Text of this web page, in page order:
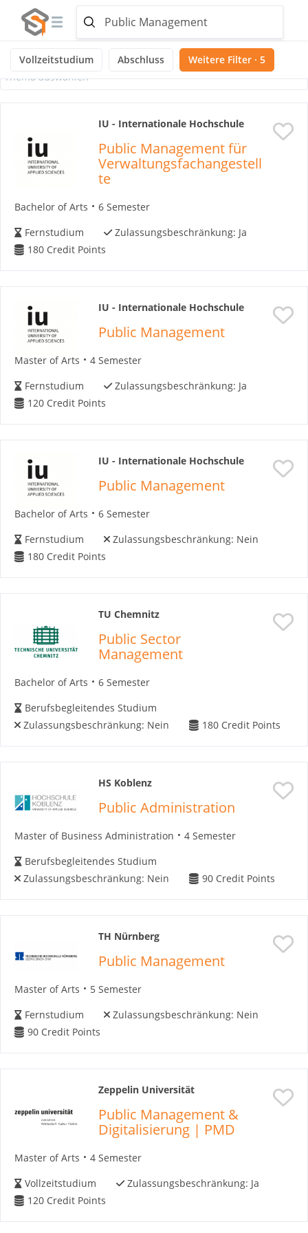
Vollzeitstudium Abschluss Weitere Filter · 5
Noch keine Themen ausgewählt
Thema auswählen
IU - Internationale Hochschule
Public Management für
Verwaltungsfachangestell
te
Bachelor of Arts
6 Semester
Fernstudium
Zulassungsbeschränkung: Ja
180 Credit Points
IU - Internationale Hochschule
Public Management
Master of Arts
4 Semester
Fernstudium
Zulassungsbeschränkung: Ja
120 Credit Points
IU - Internationale Hochschule
Public Management
Bachelor of Arts
6 Semester
Fernstudium
Zulassungsbeschränkung: Nein
180 Credit Points
TU Chemnitz
Public Sector
Management
Bachelor of Arts
6 Semester
Berufsbegleitendes Studium
Zulassungsbeschränkung: Nein 180 Credit Points
HS Koblenz
Public Administration
Master of Business Administration
4 Semester
Berufsbegleitendes Studium
Zulassungsbeschränkung: Nein 90 Credit Points
TH Nürnberg
Public Management
Master of Arts
5 Semester
Fernstudium
Zulassungsbeschränkung: Nein
90 Credit Points
Zeppelin Universität
Public Management &
Digitalisierung | PMD
Master of Arts
4 Semester
Vollzeitstudium
Zulassungsbeschränkung: Ja
120 Credit Points